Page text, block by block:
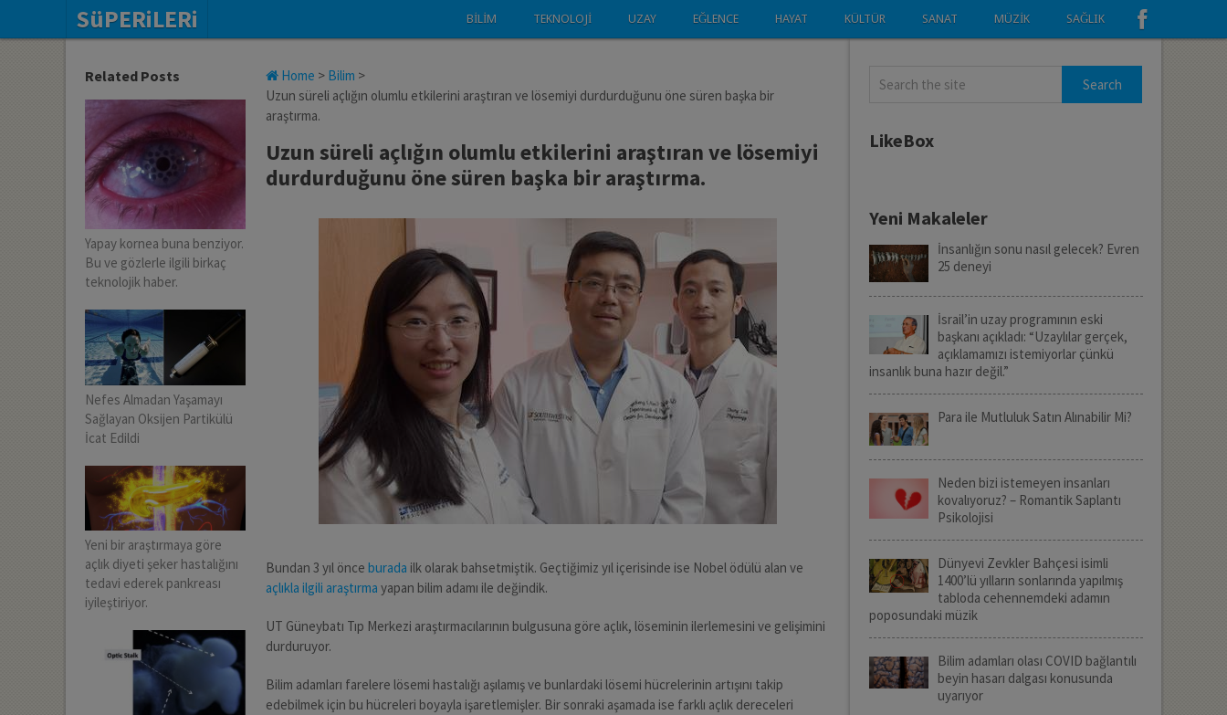
SüPERiLERi BILIM TEKNOLOJI UZAY EĞLENCE HAYAT KÜLTÜR SANAT MÜZIK SAĞLIK
Home > Bilim >
Uzun süreli açlığın olumlu etkilerini araştıran ve lösemiyi durdurduğunu öne süren başka bir
araştırma.
Uzun süreli açlığın olumlu etkilerini araştıran ve lösemiyi
durdurduğunu öne süren başka bir araştırma.
Bundan 3 yıl önceburada ilk olarak bahsetmiştik. Geçtiğimiz yıl içerisinde ise Nobel ödülü alan ve
açlıkla ilgili araştırma yapan bilim adamı ile değindik.
UT Güneybatı Tıp Merkezi araştırmacılarının bulgusuna göre açlık, löseminin ilerlemesini ve gelişimini
durduruyor.
Bilim adamları farelere lösemi hastalığı aşılamış ve bunlardaki lösemi hücrelerinin artışını takip
edebilmek için bu hücreleri boyayla işaretlemişler. Bir sonraki aşamada ise farklı açlık dereceleri
Related Posts
Yapay kornea buna benziyor.
Bu ve gözlerle ilgili birkaç
teknolojik haber.
Nefes Almadan Yaşamayı
Sağlayan Oksijen Partikülü
İcat Edildi
Yeni bir araştırmaya göre
açlık diyeti şeker hastalığını
tedavi ederek pankreası
iyileştiriyor.
LikeBox
Yeni Makaleler
İnsanlığın sonu nasıl gelecek? Evren
25 deneyi
İsrail’in uzay programının eski
başkanı açıkladı: “Uzaylılar gerçek,
açıklamamızı istemiyorlar çünkü
insanlık buna hazır değil.”
Para ile Mutluluk Satın Alınabilir Mi?
Neden bizi istemeyen insanları
kovalıyoruz? – Romantik Saplantı
Psikolojisi
Dünyevi Zevkler Bahçesi isimli
1400’lü yılların sonlarında yapılmış
tabloda cehennemdeki adamın
poposundaki müzik
Bilim adamları olası COVID bağlantılı
beyin hasarı dalgası konusunda
uyarıyor